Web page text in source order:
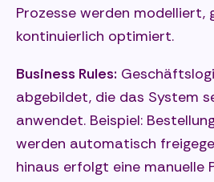
Prozesse werden modelliert,
kontinuierlich optimiert.
Business Rules:
abgebildet, die das System
anwendet. Beispiel:
werden automatisch
hinaus erfolgt eine manuelle